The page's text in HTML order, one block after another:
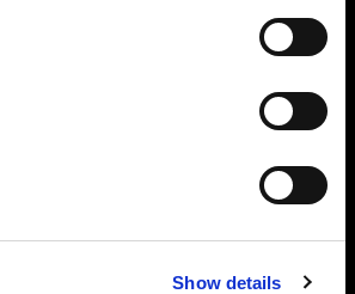
Show details
サイトにアクセス